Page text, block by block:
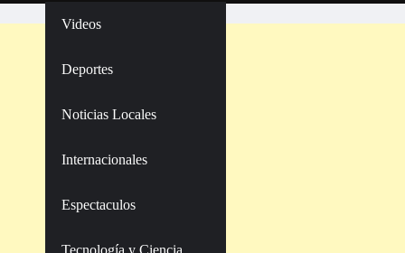
Videos
Deportes
Noticias Locales
Internacionales
Espectaculos
Tecnología y Ciencia